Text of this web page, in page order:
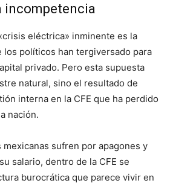
incompetencia
eléctrica» inminente es la
los políticos han tergiversado para
privado. Pero esta supuesta
natural, sino el resultado de
interna en la CFE que ha perdido
nación.
mexicanas sufren por apagones y
salario, dentro de la CFE se
burocrática que parece vivir en